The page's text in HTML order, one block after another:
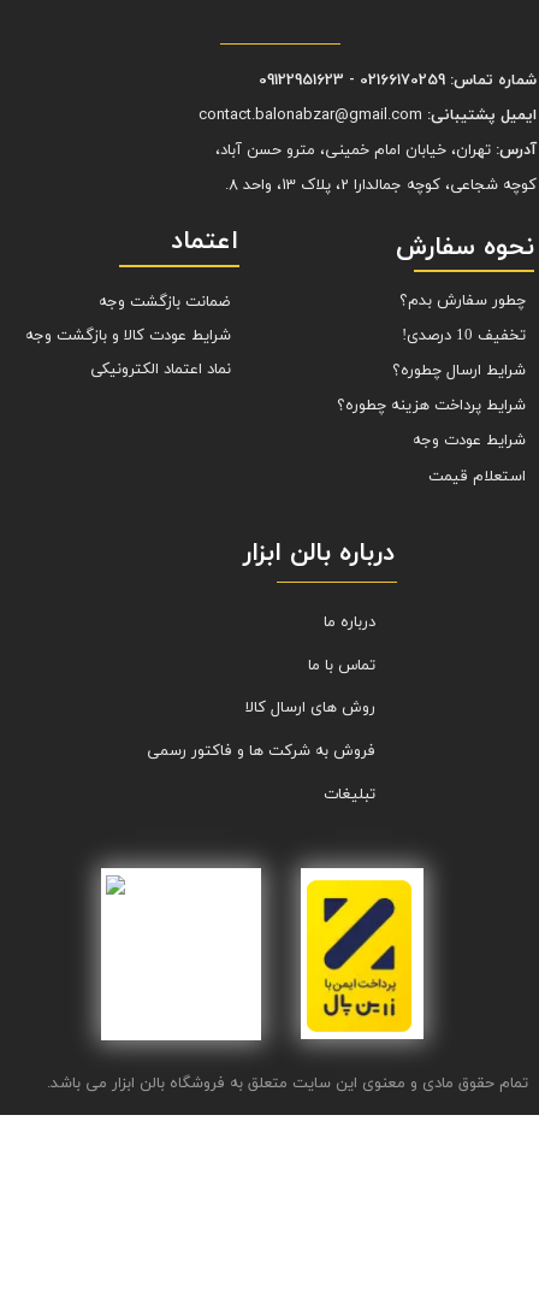
شماره تماس: 02166170259 - 09122951623
ایمیل پشتیبانی:
آدرس: تهران، خیابان امام خمینی، مترو حسن آباد،
کوچه شجاعی، کوچه جمالدارا 2، پلاک 13، واحد 8.
نحوه سفارش
چطور سفارش بدم؟
تخفیف 10 درصدی!
شرایط ارسال چطوره؟
شرایط پرداخت هزینه چطوره؟
شرایط عودت وجه
استعلام قیمت
تمام حقوق مادی و معنوی این سایت متعلق به فروشگاه بالن ابزار می باشد.
اعتماد
ضمانت بازگشت وجه
شرایط عودت کالا و بازگشت وجه
نماد اعتماد الکترونیکی
درباره بالن ابزار
درباره ما
تماس با ما
روش های ارسال کالا
فروش به شرکت ها و فاکتور رسمی
تبلیغات